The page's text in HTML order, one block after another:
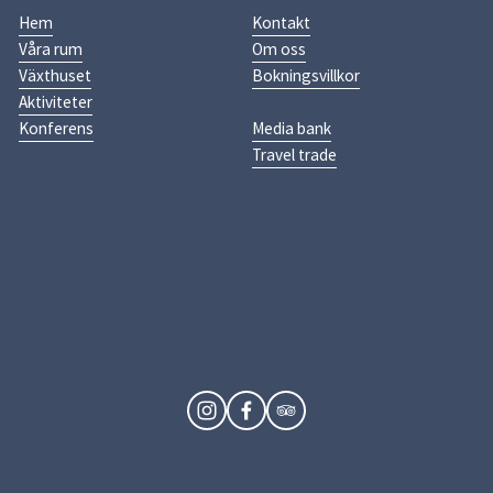
Hem
Våra rum
Växthuset
Aktiviteter
Konferens
Kontakt
Om oss
Bokningsvillkor
Media bank
Travel trade